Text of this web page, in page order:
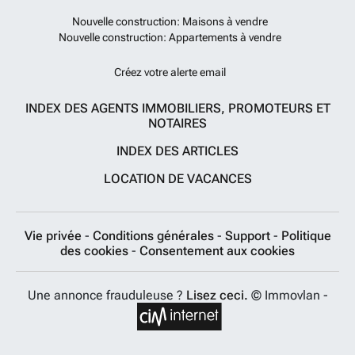
Nouvelle construction: Maisons à vendre
Nouvelle construction: Appartements à vendre
Créez votre alerte email
INDEX DES AGENTS IMMOBILIERS, PROMOTEURS ET
NOTAIRES
INDEX DES ARTICLES
LOCATION DE VACANCES
Vie privée - Conditions générales - Support - Politique
des cookies - Consentement aux cookies
Une annonce frauduleuse ? Lisez ceci. © Immovlan -